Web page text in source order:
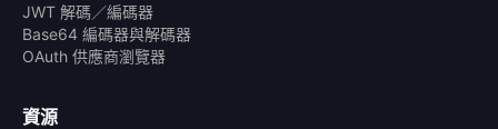
JWT 解碼／編碼器
Base64 編碼器與解碼器
OAuth 供應商瀏覽器
資源